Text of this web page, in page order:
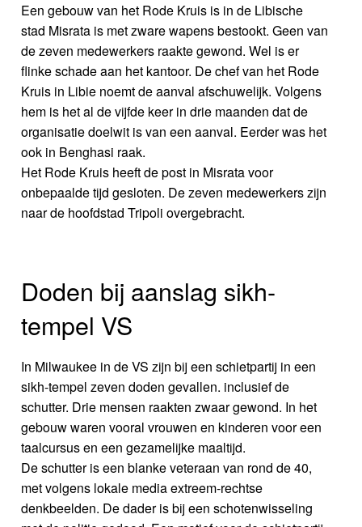
Een gebouw van het Rode Kruis is in de Libische
stad Misrata is met zware wapens bestookt. Geen van
de zeven medewerkers raakte gewond. Wel is er
flinke schade aan het kantoor. De chef van het Rode
Kruis in Libie noemt de aanval afschuwelijk. Volgens
hem is het al de vijfde keer in drie maanden dat de
organisatie doelwit is van een aanval. Eerder was het
ook in Benghasi raak.
Het Rode Kruis heeft de post in Misrata voor
onbepaalde tijd gesloten. De zeven medewerkers zijn
naar de hoofdstad Tripoli overgebracht.
Doden bij aanslag sikh-
tempel VS
In Milwaukee in de VS zijn bij een schietpartij in een
sikh-tempel zeven doden gevallen. inclusief de
schutter. Drie mensen raakten zwaar gewond. In het
gebouw waren vooral vrouwen en kinderen voor een
taalcursus en een gezamelijke maaltijd.
De schutter is een blanke veteraan van rond de 40,
met volgens lokale media extreem-rechtse
denkbeelden. De dader is bij een schotenwisseling